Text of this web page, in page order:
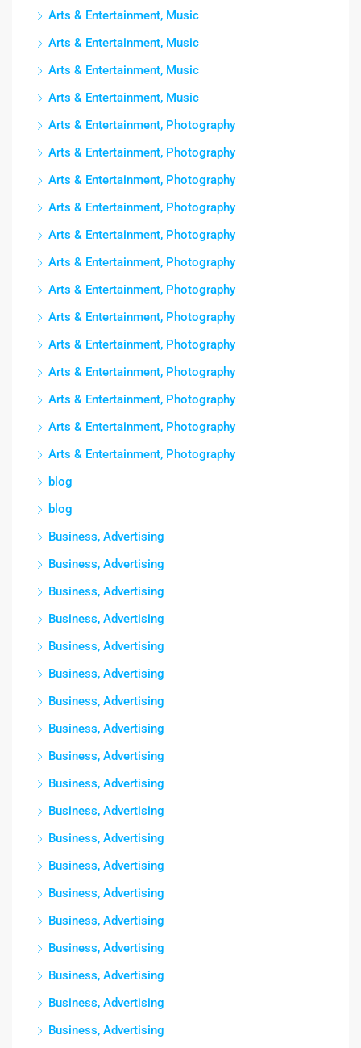
Arts & Entertainment, Music
Arts & Entertainment, Music
Arts & Entertainment, Music
Arts & Entertainment, Music
Arts & Entertainment, Photography
Arts & Entertainment, Photography
Arts & Entertainment, Photography
Arts & Entertainment, Photography
Arts & Entertainment, Photography
Arts & Entertainment, Photography
Arts & Entertainment, Photography
Arts & Entertainment, Photography
Arts & Entertainment, Photography
Arts & Entertainment, Photography
Arts & Entertainment, Photography
Arts & Entertainment, Photography
Arts & Entertainment, Photography
blog
blog
Business, Advertising
Business, Advertising
Business, Advertising
Business, Advertising
Business, Advertising
Business, Advertising
Business, Advertising
Business, Advertising
Business, Advertising
Business, Advertising
Business, Advertising
Business, Advertising
Business, Advertising
Business, Advertising
Business, Advertising
Business, Advertising
Business, Advertising
Business, Advertising
Business, Advertising